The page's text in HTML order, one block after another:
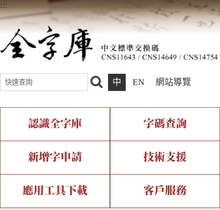
:::
中 EN 網站導覽
認識全字庫
全字庫介紹 全字庫現況
中文碼介紹 專有名詞介紹
字碼查詢
IDS查詢 部件查詢
複合查詢 注音查詢
新增字申請
新字申請處理流程
技術支援
字形即時顯示 造字解決方案
應用工具下載 客戶服務